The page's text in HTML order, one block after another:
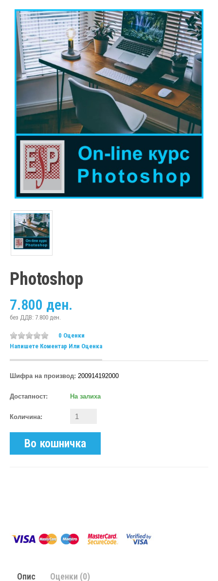
Photoshop
7.800 ден.
без ДДВ: 7.800 ден.
0 Оценки
Напишете Коментар Или Оценка
Шифра на производ: 200914192000
Достапност: На залиха
Количина:
Во кошничка
Опис Оценки (0)